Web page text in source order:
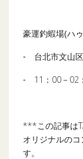
豪運釣蝦場(ハ
‐ 台北市文山
‐ 11：00－02
***この記事は
オリジナルの
す。